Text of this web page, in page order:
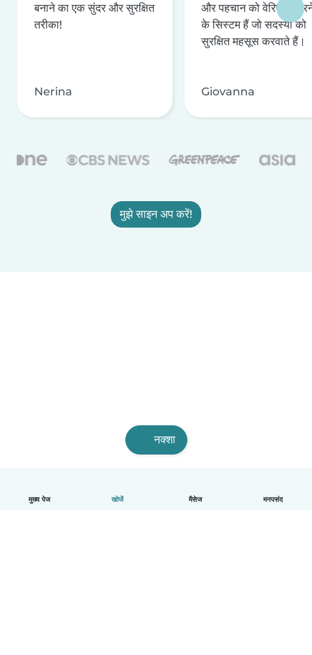
मुख्य पेज खोजें मैसेज मनपसंद
बनाने का एक सुंदर और सुरक्षित
तरीका!
Nerina
और पहचान को वेरिफ़ाई
के सिस्टम हैं जो सदस्यों को
सुरक्षित महसूस करवाते हैं।
Giovanna
मुझे साइन अप करें!
नक्शा